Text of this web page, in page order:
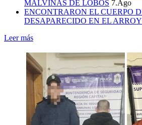
MALVINAS DE LOBOS 7.Ago
ENCONTRARON EL CUERPO
DESAPARECIDO EN EL
Leer más